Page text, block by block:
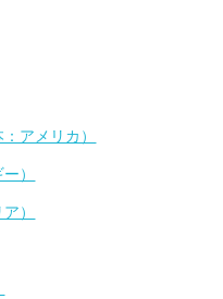
アメリカ）
）
）